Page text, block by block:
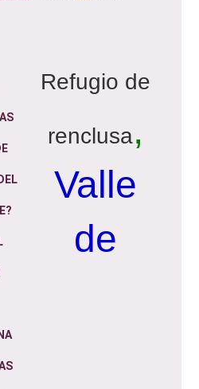
Refugio de
renclusa,
Valle
de